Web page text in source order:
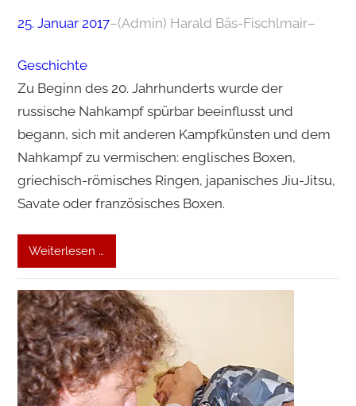
25. Januar 2017–(Admin) Harald Bäs-Fischlmair–
Geschichte
Zu Beginn des 20. Jahrhunderts wurde der
russische Nahkampf spürbar beeinflusst und
begann, sich mit anderen Kampfkünsten und dem
Nahkampf zu vermischen: englisches Boxen,
griechisch-römisches Ringen, japanisches Jiu-Jitsu,
Savate oder französisches Boxen.
Weiterlesen …